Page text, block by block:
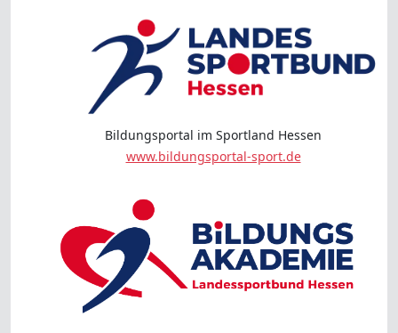
Bildungsportal im Sportland Hessen
www.bildungsportal-sport.de